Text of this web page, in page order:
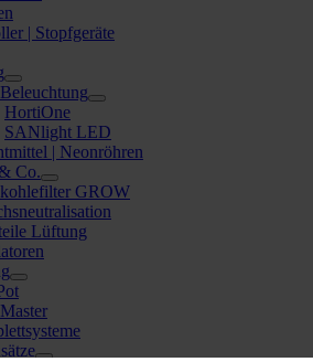
| Stopfgeräte
HortiOne
SANlight LED
| Neonröhren
Co.
GROW
Lüftung